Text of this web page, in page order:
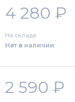
4 280 ₽
На складе
Нет в наличии
2 590 ₽